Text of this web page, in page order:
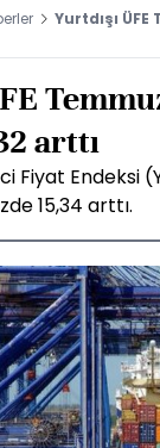
Yurtdışı
arttı
Fiyat Endeksi
15,34 arttı.